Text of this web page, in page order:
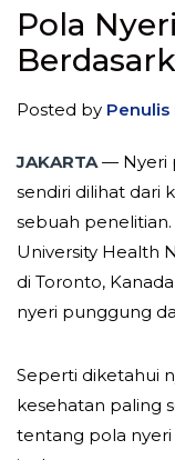
Pola
Posted by Penulis
JAKARTA— Nyeri
sendiri dilihat dari
sebuah
University Health
di Toronto,
nyeri punggung
Seperti diketahui
kesehatan paling
tentang pola